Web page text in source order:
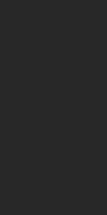
требуется
крупные
и создавать
«OK Google»,
но